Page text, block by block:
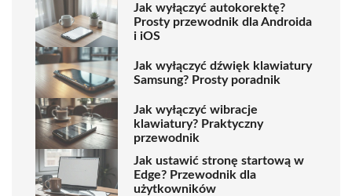
Jak wyłączyć autokorektę?
Prosty przewodnik dla Androida
i iOS
Jak wyłączyć dźwięk klawiatury
Samsung? Prosty poradnik
Jak wyłączyć wibracje
klawiatury? Praktyczny
przewodnik
Jak ustawić stronę startową w
Edge? Przewodnik dla
użytkowników